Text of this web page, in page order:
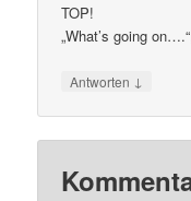
TOP!
„What’s going
Antworten ↓